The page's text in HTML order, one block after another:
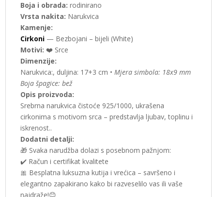
Boja i obrada: rodinirano
Vrsta nakita: Narukvica
Kamenje:
Cirkoni — Bezbojani – bijeli (White)
Motivi: ❤️ Srce
Dimenzije:
Narukvica:, duljina: 17+3 cm •Mjera simbola: 18x9 mm
Boja špagice: bež
Opis proizvoda:
Srebrna narukvica čistoće 925/1000, ukrašena
cirkonima s motivom srca – predstavlja ljubav, toplinu i
iskrenost..
Dodatni detalji:
🎁 Svaka narudžba dolazi s posebnom pažnjom:
✔️ Račun i certifikat kvalitete
🎀 Besplatna luksuzna kutija i vrećica – savršeno i
elegantno zapakirano kako bi razveselilo vas ili vaše
najdraže!😊